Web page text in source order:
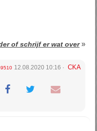
of schrijf er wat over»
12.08.2020 10:16 CKA